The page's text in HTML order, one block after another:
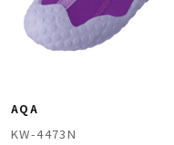
AQA
KW-4473N